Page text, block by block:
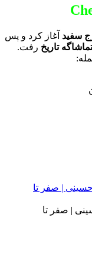
سفید آغاز کرد و پس
تاریخ رفت.
| صفر تا